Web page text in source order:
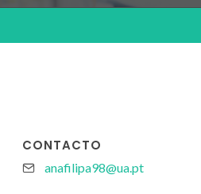
CONTACTO
anafilipa98@ua.pt